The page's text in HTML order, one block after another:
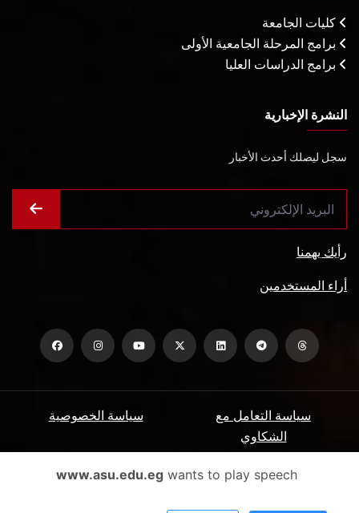
كليات الجامعة
برامج المرحلة الجامعية الأولى
برامج الدراسات العليا
النشرة الإخبارية
سجل ليصلك أحدث الأخبار
رأيك يهمنا
أراء المستخدمين
سياسة الخصوصية
سياسة التعامل مع
الشكاوي
الأسئلة الشائعة ميثاق المتعاملين www.asu.edu.egwants to play speech